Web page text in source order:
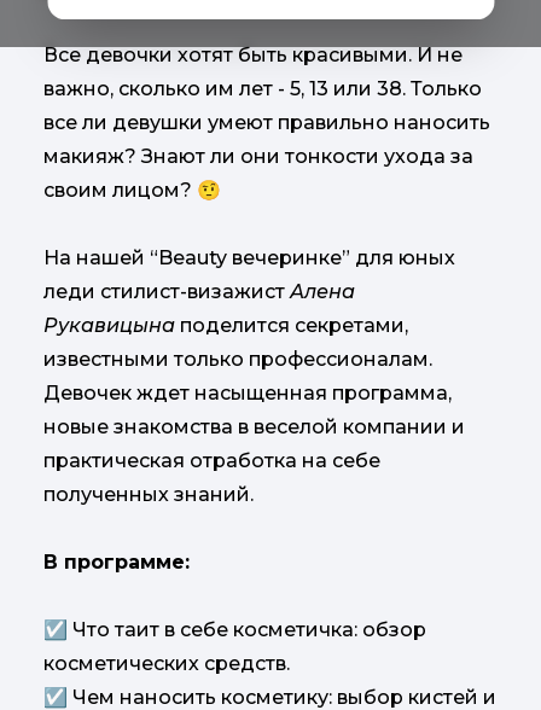
Все девочки хотят быть красивыми. И не
важно, сколько им лет - 5, 13 или 38. Только
все ли девушки умеют правильно наносить
макияж? Знают ли они тонкости ухода за
своим лицом? 🤨
На нашей “Beauty вечеринке” для юных
леди стилист-визажистАлена
Рукавицына поделится секретами,
известными только профессионалам.
Девочек ждет насыщенная программа,
новые знакомства в веселой компании и
практическая отработка на себе
полученных знаний.
В программе:
☑ Что таит в себе косметичка: обзор
косметических средств.
☑ Чем наносить косметику: выбор кистей и